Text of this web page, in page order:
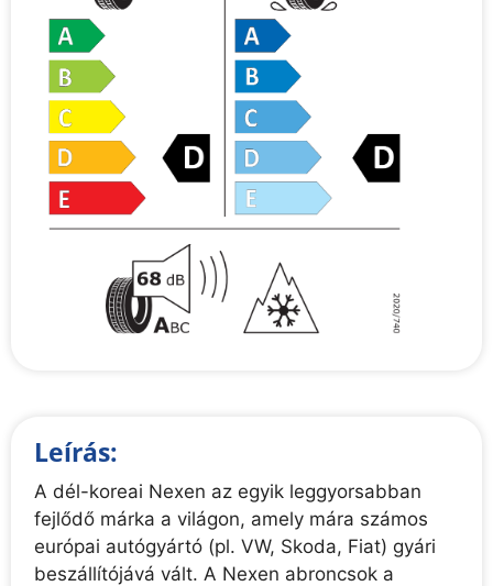
Leírás:
A dél-koreai Nexen az egyik leggyorsabban
fejlődő márka a világon, amely mára számos
európai autógyártó (pl. VW, Skoda, Fiat) gyári
beszállítójává vált. A Nexen abroncsok a